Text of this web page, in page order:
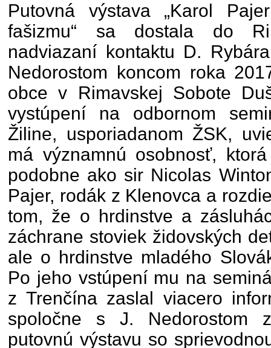
Putovná výstava „Karol
fašizmu“ sa dostala do
nadviazaní kontaktu D.
Nedorostom koncom roka
obce v Rimavskej Sobote
vystúpení na odbornom
Žiline, usporiadanom ŽSK,
má významnú osobnosť,
podobne ako sir Nicolas
Pajer, rodák z Klenovca a
tom, že o hrdinstve a
záchrane stoviek židovských
ale o hrdinstve mladého
Po jeho vstúpení mu na
z Trenčína zaslal viacero
spoločne s J. Nedorostom
putovnú výstavu so